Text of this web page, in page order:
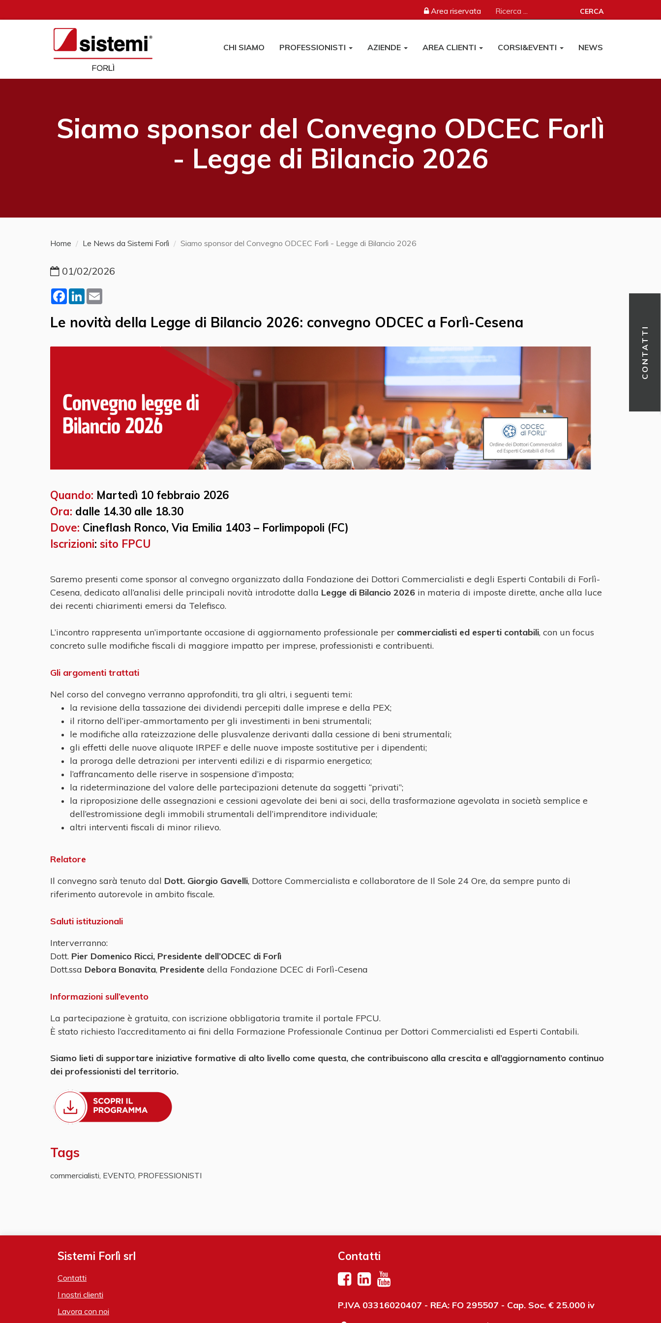
CONTATTI
Area riservata CERCA
CHI SIAMO PROFESSIONISTI AZIENDE AREA CLIENTI CORSI&EVENTI NEWS
Siamo sponsor del Convegno ODCEC Forlì
- Legge di Bilancio 2026
Home Le News da Sistemi Forlì Siamo sponsor del Convegno ODCEC Forlì - Legge di Bilancio 2026
01/02/2026
Facebook
LinkedIn
Le novità della Legge di Bilancio 2026: convegno ODCEC a Forlì-Cesena
Quando: Martedì 10 febbraio 2026
Ora: dalle 14.30 alle 18.30
Dove: Cineflash Ronco, Via Emilia 1403 – Forlimpopoli (FC)
Iscrizioni: sito FPCU
Saremo presenti come sponsor al convegno organizzato dalla Fondazione dei Dottori Commercialisti e degli Esperti Contabili di Forlì-
Cesena, dedicato all’analisi delle principali novità introdotte dalla Legge di Bilancio 2026 in materia di imposte dirette, anche alla luce
dei recenti chiarimenti emersi da Telefisco.
L’incontro rappresenta un’importante occasione di aggiornamento professionale per commercialisti ed esperti contabili, con un focus
concreto sulle modifiche fiscali di maggiore impatto per imprese, professionisti e contribuenti.
Gli argomenti trattati
Nel corso del convegno verranno approfonditi, tra gli altri, i seguenti temi:
la revisione della tassazione dei dividendi percepiti dalle imprese e della PEX;
il ritorno dell’iper-ammortamento per gli investimenti in beni strumentali;
le modifiche alla rateizzazione delle plusvalenze derivanti dalla cessione di beni strumentali;
gli effetti delle nuove aliquote IRPEF e delle nuove imposte sostitutive per i dipendenti;
la proroga delle detrazioni per interventi edilizi e di risparmio energetico;
l’affrancamento delle riserve in sospensione d’imposta;
la rideterminazione del valore delle partecipazioni detenute da soggetti “privati”;
la riproposizione delle assegnazioni e cessioni agevolate dei beni ai soci, della trasformazione agevolata in società semplice e
dell’estromissione degli immobili strumentali dell’imprenditore individuale;
altri interventi fiscali di minor rilievo.
Relatore
Il convegno sarà tenuto dal Dott. Giorgio Gavelli, Dottore Commercialista e collaboratore de Il Sole 24 Ore, da sempre punto di
riferimento autorevole in ambito fiscale.
Saluti istituzionali
Interverranno:
Dott. Pier Domenico Ricci, Presidente dell’ODCEC di Forlì
Dott.ssa Debora Bonavita, Presidente della Fondazione DCEC di Forlì-Cesena
Informazioni sull’evento
La partecipazione è gratuita, con iscrizione obbligatoria tramite il portale FPCU.
È stato richiesto l’accreditamento ai fini della Formazione Professionale Continua per Dottori Commercialisti ed Esperti Contabili.
Siamo lieti di supportare iniziative formative di alto livello come questa, che contribuiscono alla crescita e all’aggiornamento continuo
dei professionisti del territorio.
Tags
commercialisti, EVENTO, PROFESSIONISTI
Sistemi Forlì srl
Contatti
I nostri clienti
Lavora con noi
Contatti
P.IVA 03316020407 - REA: FO 295507 - Cap. Soc. € 25.000 iv